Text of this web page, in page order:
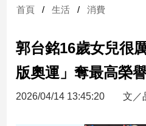
財
台
財
新
首頁 生活 消費
郭台銘16歲女兒很
版奧運」奪最高榮
2026/04/14 13:45:20 文／